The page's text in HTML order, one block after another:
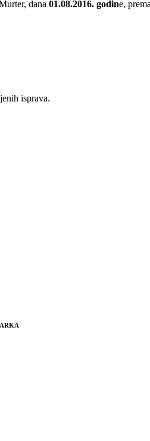
dana 01.08.2016. godine,
isprava.